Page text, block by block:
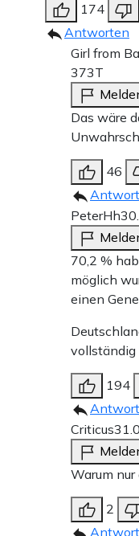
174
Antworten
Girl from
373T
Das wäre
46
PeterHh
70,2 %
möglich
einen
vollständig
194
Criticus
Warum nur
2